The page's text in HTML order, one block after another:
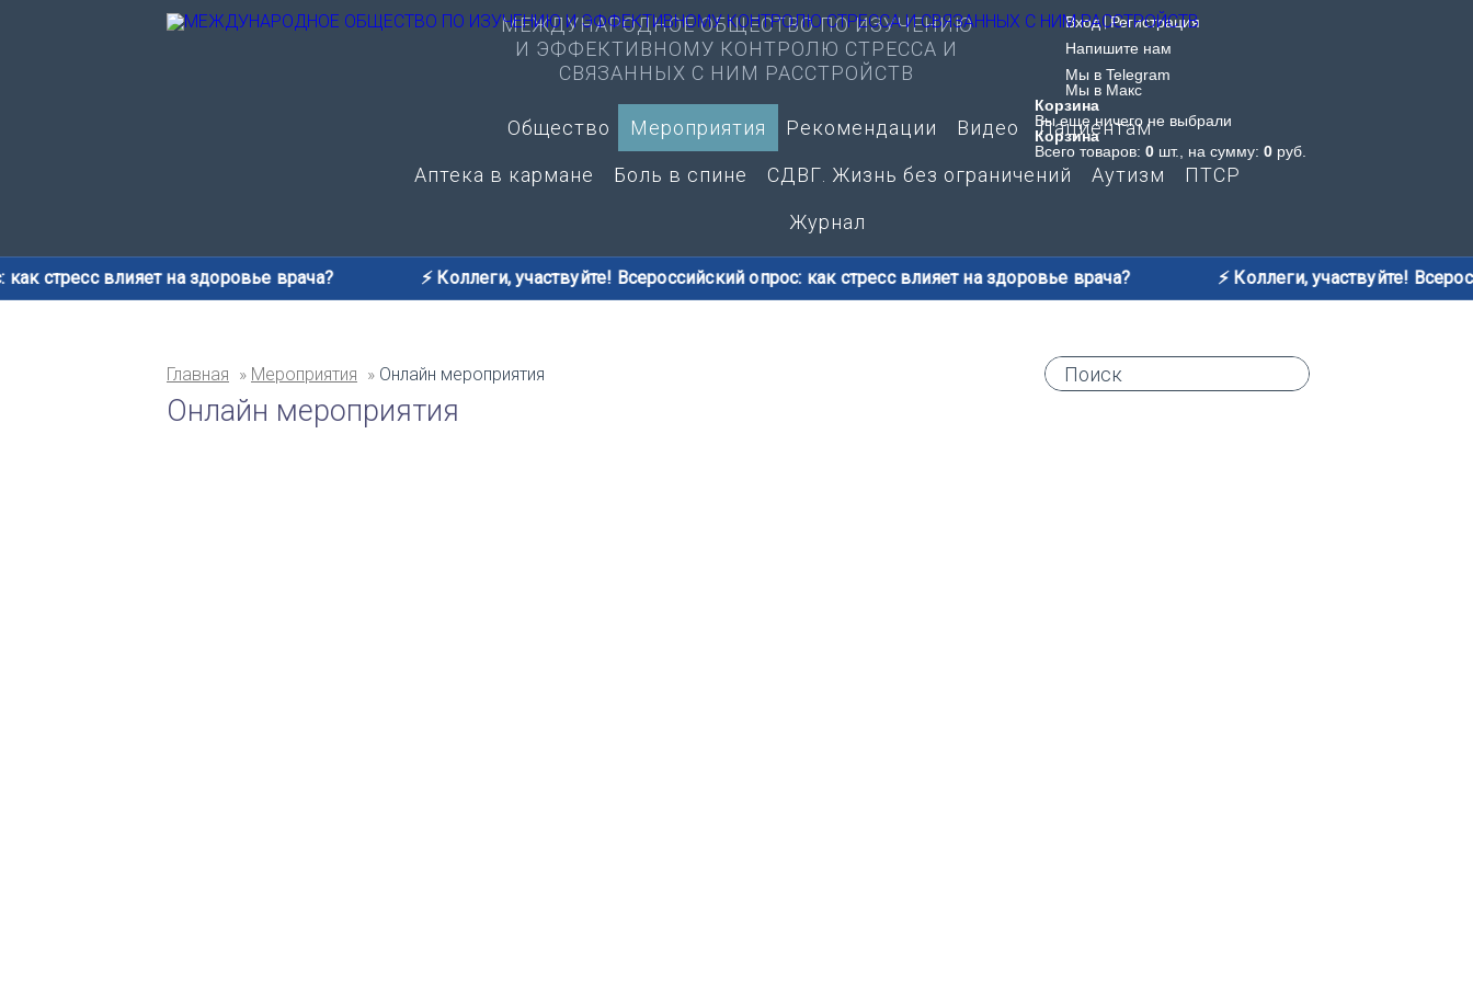
МЕЖДУНАРОДНОЕ ОБЩЕСТВО ПО ИЗУЧЕНИЮ
И ЭФФЕКТИВНОМУ КОНТРОЛЮ СТРЕССА И
СВЯЗАННЫХ С НИМ РАССТРОЙСТВ
Общество Мероприятия Рекомендации Видео Пациентам
Аптека в кармане Боль в спине СДВГ. Жизнь без ограничений Аутизм ПТСР
Журнал
Вход|Регистрация
Напишите нам
Мы в Telegram
Мы в Макс
Корзина
Вы еще ничего не выбрали
Корзина
Всего товаров: 0 шт., на сумму: 0 руб.
стресс влияет на здоровье врача? ⚡️ Коллеги, участвуйте! Всероссийский опрос: как стресс влияет на здоровье врача? ⚡️ Коллеги, участвуйте!
Главная Мероприятия Онлайн мероприятия
Онлайн мероприятия